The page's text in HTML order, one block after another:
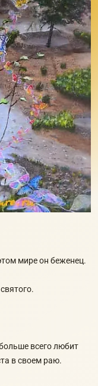
мире он беженец.
всего любит
в своем раю.